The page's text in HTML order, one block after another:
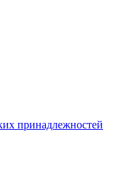
принадлежностей